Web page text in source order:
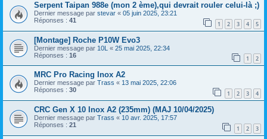
Serpent Taipan 988e (mon 2 ème),qui devrait rouler celui-là ;)
Dernier message par stevar « 05 juin 2025, 23:21
Réponses : 41 1 2 3 4 5
[Montage] Roche P10W Evo3
Dernier message par 10L « 25 mai 2025, 22:34
Réponses : 16 1 2
MRC Pro Racing Inox A2
Dernier message par Trass « 13 mai 2025, 22:06
Réponses : 30 1 2 3 4
CRC Gen X 10 Inox A2 (235mm) (MAJ 10/04/2025)
Dernier message par Trass « 10 avr. 2025, 17:57
Réponses : 21 1 2 3